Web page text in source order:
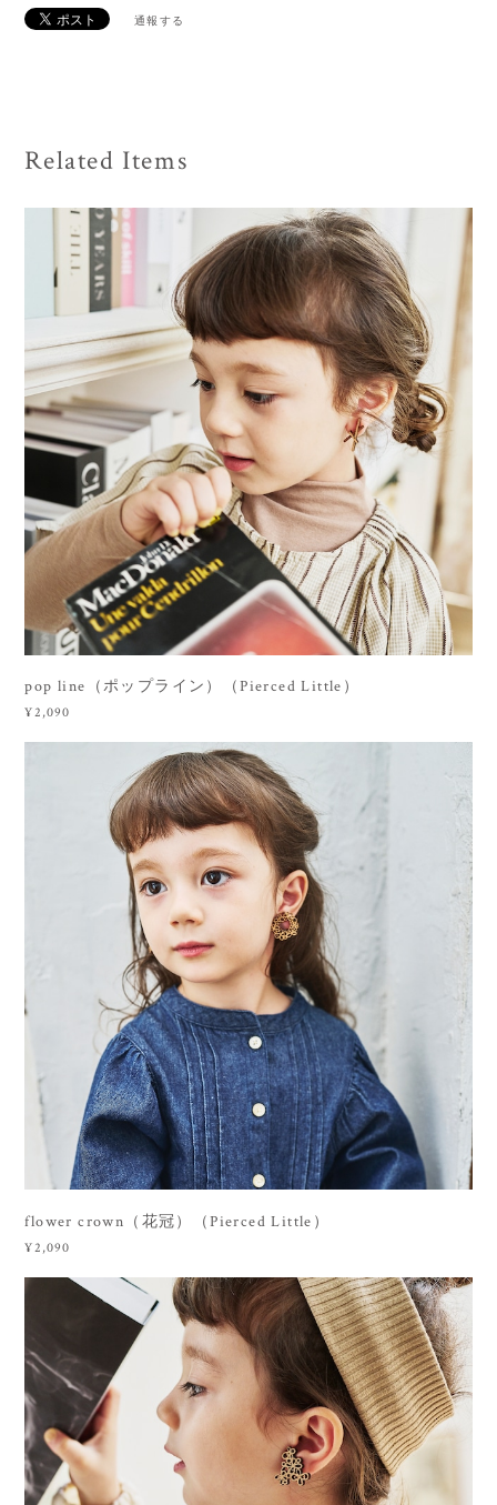
通報する
Related Items
pop line（ポップライン）（Pierced Little）
¥2,090
flower crown（花冠）（Pierced Little）
¥2,090